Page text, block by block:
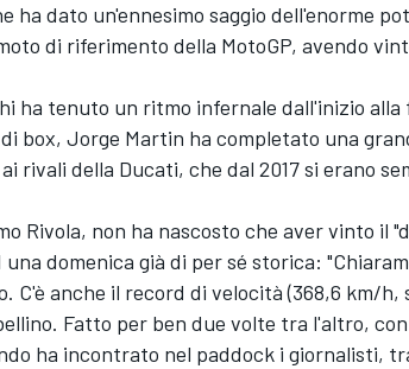
ha dato un'ennesimo saggio dell'enorme
di riferimento della MotoGP, avendo
ha tenuto un ritmo infernale dall'inizio alla
box, Jorge Martin ha completato una
rivali della Ducati, che dal 2017 si erano
Rivola, non ha nascosto che aver vinto il
domenica già di per sé storica:
C'è anche il record di velocità (368,6 km/h,
Fatto per ben due volte tra l'altro,
ha incontrato nel paddock i giornalisti,